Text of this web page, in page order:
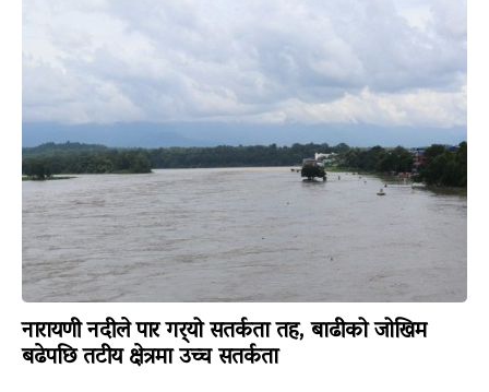
नारायणी नदीले पार गर्‍यो सतर्कता तह, बाढीको जोखिम
बढेपछि तटीय क्षेत्रमा उच्च सतर्कता